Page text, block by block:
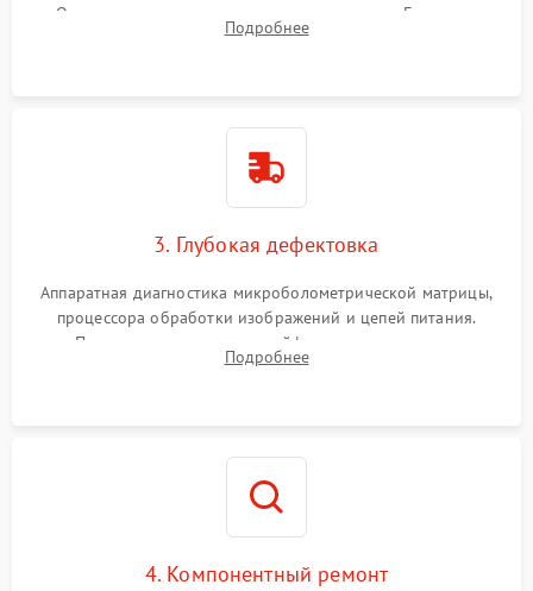
Очистка внутренних плат от окислов и пыли. Бережная
обработка германиевого объектива специализированными
Подробнее
3. Глубокая дефектовка
Аппаратная диагностика микроболометрической матрицы,
процессора обработки изображений и цепей питания.
Проверка целостности шлейфов, модуля памяти и
интерфейсов связи. Выявление сгоревших SMD-компонентов
Подробнее
4. Компонентный ремонт